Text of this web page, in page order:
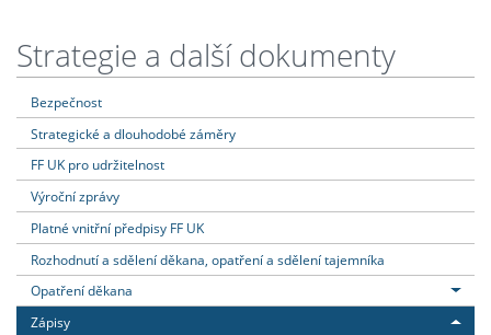
Strategie a další dokumenty
Bezpečnost
Strategické a dlouhodobé záměry
FF UK pro udržitelnost
Výroční zprávy
Platné vnitřní předpisy FF UK
Rozhodnutí a sdělení děkana, opatření a sdělení tajemníka
Opatření děkana
Zápisy